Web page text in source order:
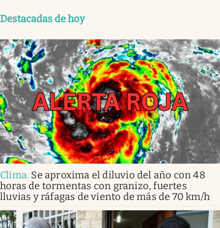
Destacadas de hoy
Clima. Se aproxima el diluvio del año con 48
horas de tormentas con granizo, fuertes
lluvias y ráfagas de viento de más de 70 km/h